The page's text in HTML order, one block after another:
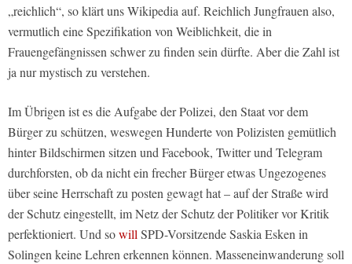
„reichlich“, so klärt uns Wikipedia auf. Reichlich Jungfrauen also,
vermutlich eine Spezifikation von Weiblichkeit, die in
Frauengefängnissen schwer zu finden sein dürfte. Aber die Zahl ist
ja nur mystisch zu verstehen.
Im Übrigen ist es die Aufgabe der Polizei, den Staat vor dem
Bürger zu schützen, weswegen Hunderte von Polizisten gemütlich
hinter Bildschirmen sitzen und Facebook, Twitter und Telegram
durchforsten, ob da nicht ein frecher Bürger etwas Ungezogenes
über seine Herrschaft zu posten gewagt hat – auf der Straße wird
der Schutz eingestellt, im Netz der Schutz der Politiker vor Kritik
perfektioniert. Und sowillSPD-Vorsitzende Saskia Esken in
Solingen keine Lehren erkennen können. Masseneinwanderung soll